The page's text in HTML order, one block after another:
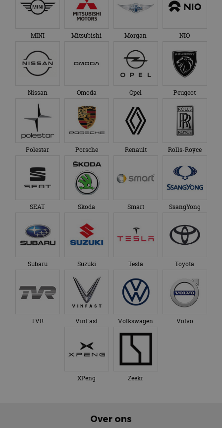
MINI Mitsubishi Morgan NIO
Nissan Omoda Opel Peugeot
Polestar Porsche Renault Rolls-Royce
SEAT Skoda Smart SsangYong
Subaru Suzuki Tesla Toyota
TVR VinFast Volkswagen Volvo
XPeng Zeekr
Over ons